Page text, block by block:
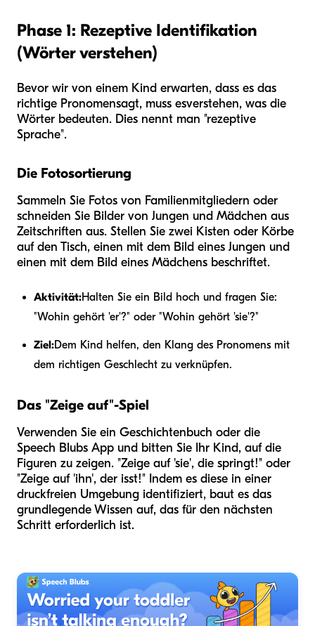
Phase 1: Rezeptive Identifikation
(Wörter verstehen)
Bevor wir von einem Kind erwarten, dass es das
richtige Pronomensagt, muss esverstehen, was die
Wörter bedeuten. Dies nennt man "rezeptive
Sprache".
Die Fotosortierung
Sammeln Sie Fotos von Familienmitgliedern oder
schneiden Sie Bilder von Jungen und Mädchen aus
Zeitschriften aus. Stellen Sie zwei Kisten oder Körbe
auf den Tisch, einen mit dem Bild eines Jungen und
einen mit dem Bild eines Mädchens beschriftet.
Aktivität:Halten Sie ein Bild hoch und fragen Sie:
"Wohin gehört 'er'?" oder "Wohin gehört 'sie'?"
Ziel:Dem Kind helfen, den Klang des Pronomens mit
dem richtigen Geschlecht zu verknüpfen.
Das "Zeige auf"-Spiel
Verwenden Sie ein Geschichtenbuch oder die
Speech Blubs App und bitten Sie Ihr Kind, auf die
Figuren zu zeigen. "Zeige auf 'sie', die springt!" oder
"Zeige auf 'ihn', der isst!" Indem es diese in einer
druckfreien Umgebung identifiziert, baut es das
grundlegende Wissen auf, das für den nächsten
Schritt erforderlich ist.